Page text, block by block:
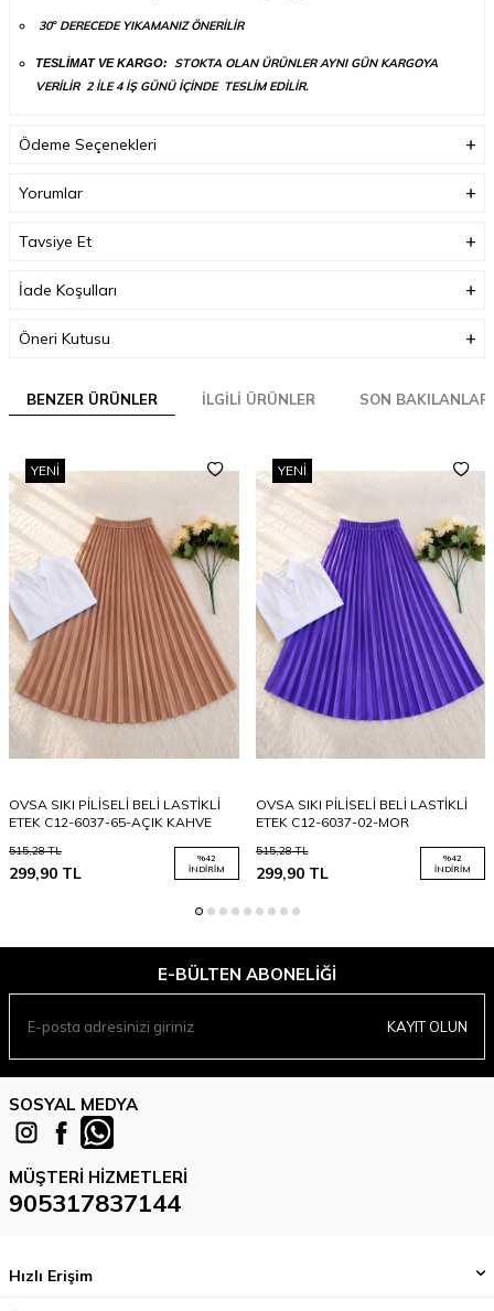
30°DERECEDE YIKAMANIZ ÖNERİLİR
TESLİMAT VE KARGO: STOKTA OLAN ÜRÜNLER AYNI GÜN KARGOYA
VERİLİR 2 İLE 4 İŞ GÜNÜ İÇİNDE TESLİM EDİLİR.
Ödeme Seçenekleri
Yorumlar
Tavsiye Et
İade Koşulları
Öneri Kutusu
BENZER ÜRÜNLER İLGILI ÜRÜNLER SON BAKILANLAR
YENI
OVSA SIKI PİLİSELİ BELİ LASTİKLİ
ETEK C12-6037-65-AÇIK KAHVE
515,28TL
299,90 TL
%42
İNDIRIM
YENI
OVSA SIKI PİLİSELİ BELİ LASTİKLİ
ETEK C12-6037-02-MOR
515,28TL
299,90TL
%42
İNDIRIM
E-BÜLTEN ABONELIĞI
KAYIT OLUN
SOSYAL MEDYA
MÜŞTERI HIZMETLERI
905317837144
Hızlı Erişim